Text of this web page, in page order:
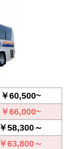
￥60,500~
￥66,000~
￥58,300～
￥63,800～